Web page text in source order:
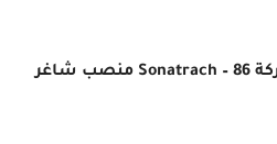
إعلان توظيف جديد من شركة Sonatrach – 86 منصب شاغر